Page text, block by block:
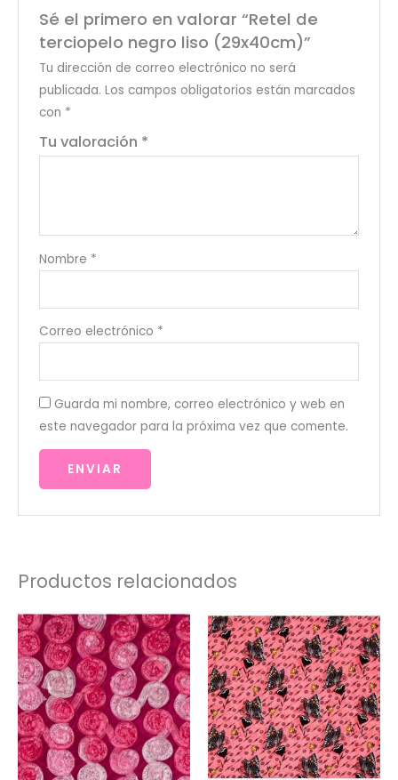
Sé el primero en valorar “Retel de
terciopelo negro liso (29x40cm)”
Tu dirección de correo electrónico no será
publicada. Los campos obligatorios están marcados
con *
Tu valoración *
Nombre *
Correo electrónico *
Guarda mi nombre, correo electrónico y web en
este navegador para la próxima vez que comente.
Productos relacionados